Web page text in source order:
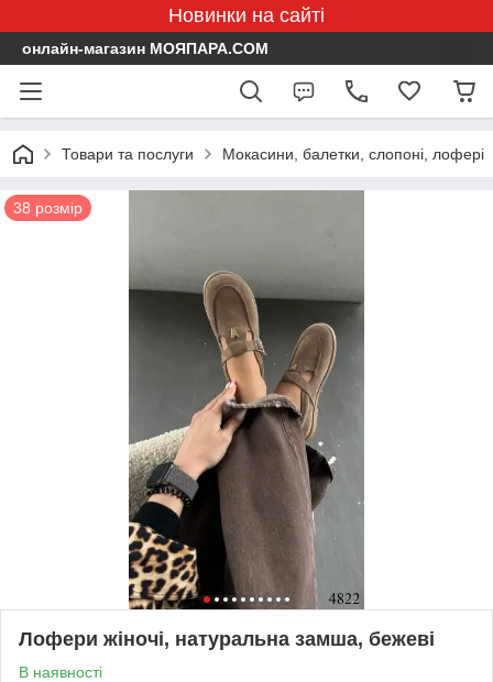
Новинки на сайті
онлайн-магазин МОЯПАРА.COM
Товари та послуги Мокасини, балетки, слопоні, лофері
38 розмір
Лофери жіночі, натуральна замша, бежеві
В наявності